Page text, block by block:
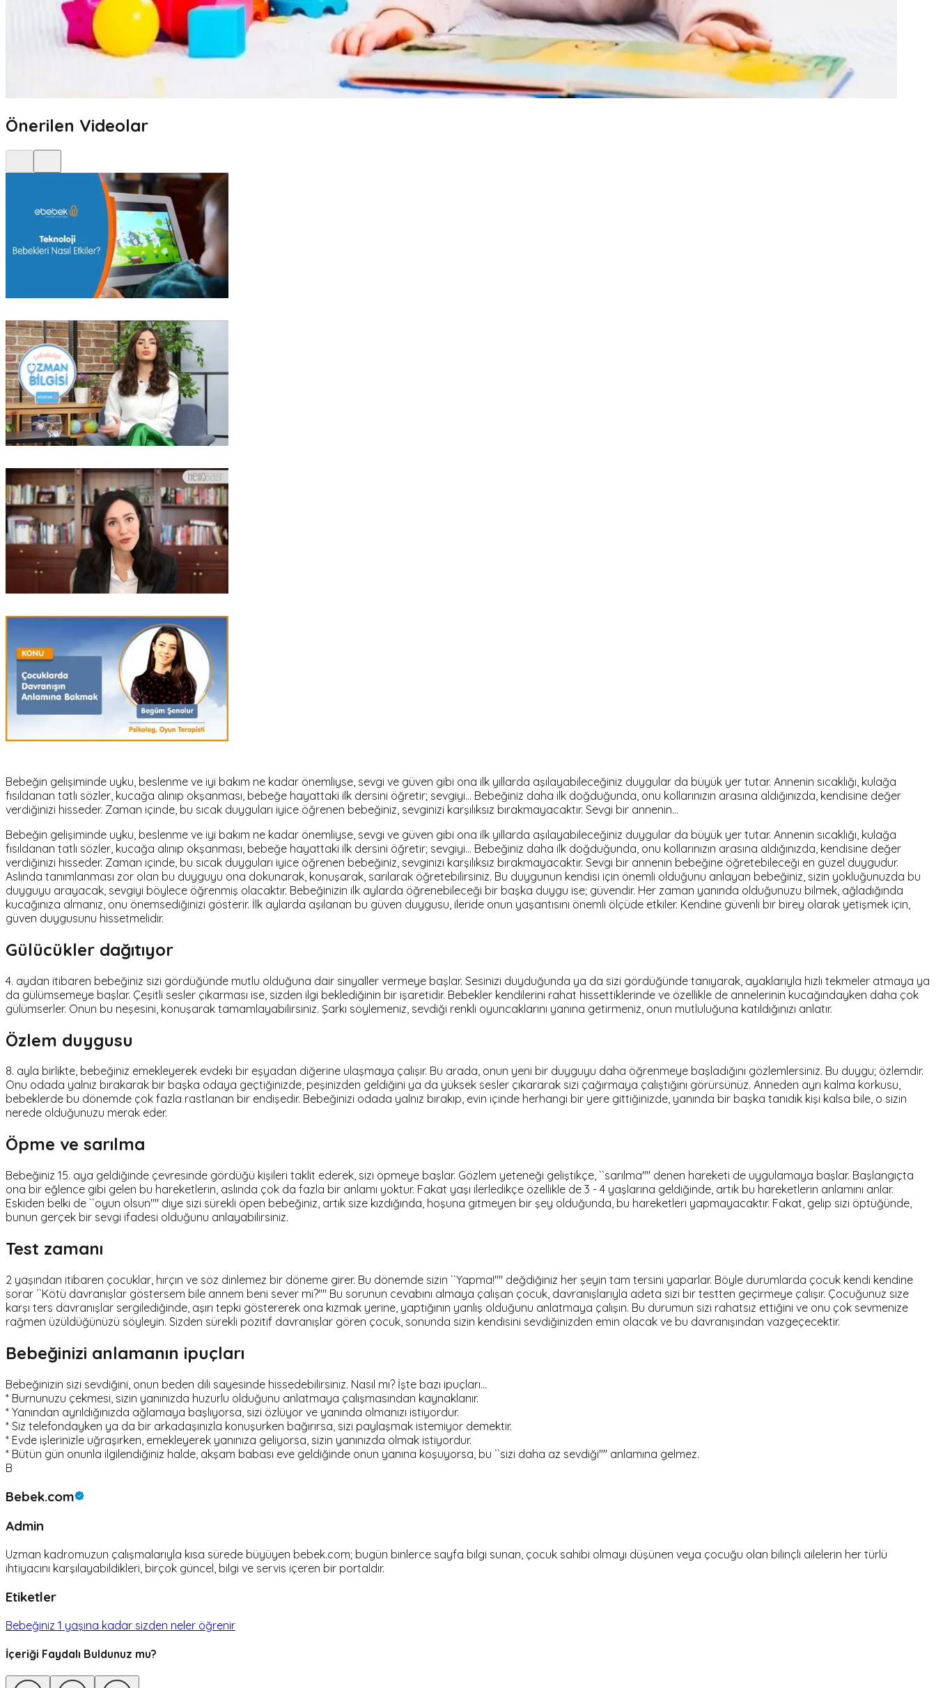
Önerilen Videolar
Bebeğin gelişiminde uyku, beslenme ve iyi bakım ne kadar önemliyse, sevgi ve güven gibi ona ilk yıllarda aşılayabileceğiniz duygular da büyük yer tutar. Annenin sıcaklığı, kulağa
fısıldanan tatlı sözler, kucağa alınıp okşanması, bebeğe hayattaki ilk dersini öğretir; sevgiyi... Bebeğiniz daha ilk doğduğunda, onu kollarınızın arasına aldığınızda, kendisine değer
verdiğinizi hisseder. Zaman içinde, bu sıcak duyguları iyice öğrenen bebeğiniz, sevginizi karşılıksız bırakmayacaktır. Sevgi bir annenin…
Bebeğin gelişiminde uyku, beslenme ve iyi bakım ne kadar önemliyse, sevgi ve güven gibi ona ilk yıllarda aşılayabileceğiniz duygular da büyük yer tutar. Annenin sıcaklığı, kulağa
fısıldanan tatlı sözler, kucağa alınıp okşanması, bebeğe hayattaki ilk dersini öğretir; sevgiyi... Bebeğiniz daha ilk doğduğunda, onu kollarınızın arasına aldığınızda, kendisine değer
verdiğinizi hisseder. Zaman içinde, bu sıcak duyguları iyice öğrenen bebeğiniz, sevginizi karşılıksız bırakmayacaktır. Sevgi bir annenin bebeğine öğretebileceği en güzel duygudur.
Aslında tanımlanması zor olan bu duyguyu ona dokunarak, konuşarak, sarılarak öğretebilirsiniz. Bu duygunun kendisi için önemli olduğunu anlayan bebeğiniz, sizin yokluğunuzda bu
duyguyu arayacak, sevgiyi böylece öğrenmiş olacaktır. Bebeğinizin ilk aylarda öğrenebileceği bir başka duygu ise; güvendir. Her zaman yanında olduğunuzu bilmek, ağladığında
kucağınıza almanız, onu önemsediğinizi gösterir. İlk aylarda aşılanan bu güven duygusu, ileride onun yaşantısını önemli ölçüde etkiler. Kendine güvenli bir birey olarak yetişmek için,
güven duygusunu hissetmelidir.
Gülücükler dağıtıyor
4. aydan itibaren bebeğiniz sizi gördüğünde mutlu olduğuna dair sinyaller vermeye başlar. Sesinizi duyduğunda ya da sizi gördüğünde tanıyarak, ayaklarıyla hızlı tekmeler atmaya ya
da gülümsemeye başlar. Çeşitli sesler çıkarması ise, sizden ilgi beklediğinin bir işaretidir. Bebekler kendilerini rahat hissettiklerinde ve özellikle de annelerinin kucağındayken daha çok
gülümserler. Onun bu neşesini, konuşarak tamamlayabilirsiniz. Şarkı söylemeniz, sevdiği renkli oyuncaklarını yanına getirmeniz, onun mutluluğuna katıldığınızı anlatır.
Özlem duygusu
8. ayla birlikte, bebeğiniz emekleyerek evdeki bir eşyadan diğerine ulaşmaya çalışır. Bu arada, onun yeni bir duyguyu daha öğrenmeye başladığını gözlemlersiniz. Bu duygu; özlemdir.
Onu odada yalnız bırakarak bir başka odaya geçtiğinizde, peşinizden geldiğini ya da yüksek sesler çıkararak sizi çağırmaya çalıştığını görürsünüz. Anneden ayrı kalma korkusu,
bebeklerde bu dönemde çok fazla rastlanan bir endişedir. Bebeğinizi odada yalnız bırakıp, evin içinde herhangi bir yere gittiğinizde, yanında bir başka tanıdık kişi kalsa bile, o sizin
nerede olduğunuzu merak eder.
Öpme ve sarılma
Bebeğiniz 15. aya geldiğinde çevresinde gördüğü kişileri taklit ederek, sizi öpmeye başlar. Gözlem yeteneği geliştikçe, ``sarılma'''' denen hareketi de uygulamaya başlar. Başlangıçta
ona bir eğlence gibi gelen bu hareketlerin, aslında çok da fazla bir anlamı yoktur. Fakat yaşı ilerledikçe özellikle de 3 - 4 yaşlarına geldiğinde, artık bu hareketlerin anlamını anlar.
Eskiden belki de ``oyun olsun'''' diye sizi sürekli öpen bebeğiniz, artık size kızdığında, hoşuna gitmeyen bir şey olduğunda, bu hareketleri yapmayacaktır. Fakat, gelip sizi öptüğünde,
bunun gerçek bir sevgi ifadesi olduğunu anlayabilirsiniz.
Test zamanı
2 yaşından itibaren çocuklar, hırçın ve söz dinlemez bir döneme girer. Bu dönemde sizin ``Yapma!'''' değdiğiniz her şeyin tam tersini yaparlar. Böyle durumlarda çocuk kendi kendine
sorar ``Kötü davranışlar göstersem bile annem beni sever mi?'''' Bu sorunun cevabını almaya çalışan çocuk, davranışlarıyla adeta sizi bir testten geçirmeye çalışır. Çocuğunuz size
karşı ters davranışlar sergilediğinde, aşırı tepki göstererek ona kızmak yerine, yaptığının yanlış olduğunu anlatmaya çalışın. Bu durumun sizi rahatsız ettiğini ve onu çok sevmenize
rağmen üzüldüğünüzü söyleyin. Sizden sürekli pozitif davranışlar gören çocuk, sonunda sizin kendisini sevdiğinizden emin olacak ve bu davranışından vazgeçecektir.
Bebeğinizi anlamanın ipuçları
Bebeğinizin sizi sevdiğini, onun beden dili sayesinde hissedebilirsiniz. Nasıl mı? İşte bazı ipuçları...
* Burnunuzu çekmesi, sizin yanınızda huzurlu olduğunu anlatmaya çalışmasından kaynaklanır.
* Yanından ayrıldığınızda ağlamaya başlıyorsa, sizi özlüyor ve yanında olmanızı istiyordur.
* Siz telefondayken ya da bir arkadaşınızla konuşurken bağırırsa, sizi paylaşmak istemiyor demektir.
* Evde işlerinizle uğraşırken, emekleyerek yanınıza geliyorsa, sizin yanınızda olmak istiyordur.
* Bütün gün onunla ilgilendiğiniz halde, akşam babası eve geldiğinde onun yanına koşuyorsa, bu ``sizi daha az sevdiği'''' anlamına gelmez.
B
Bebek.com
Admin
Uzman kadromuzun çalışmalarıyla kısa sürede büyüyen bebek.com; bugün binlerce sayfa bilgi sunan, çocuk sahibi olmayı düşünen veya çocuğu olan bilinçli ailelerin her türlü
ihtiyacını karşılayabildikleri, birçok güncel, bilgi ve servis içeren bir portaldır.
Etiketler
Bebeğiniz 1 yaşına kadar sizden neler öğrenir
İçeriği Faydalı Buldunuz mu?